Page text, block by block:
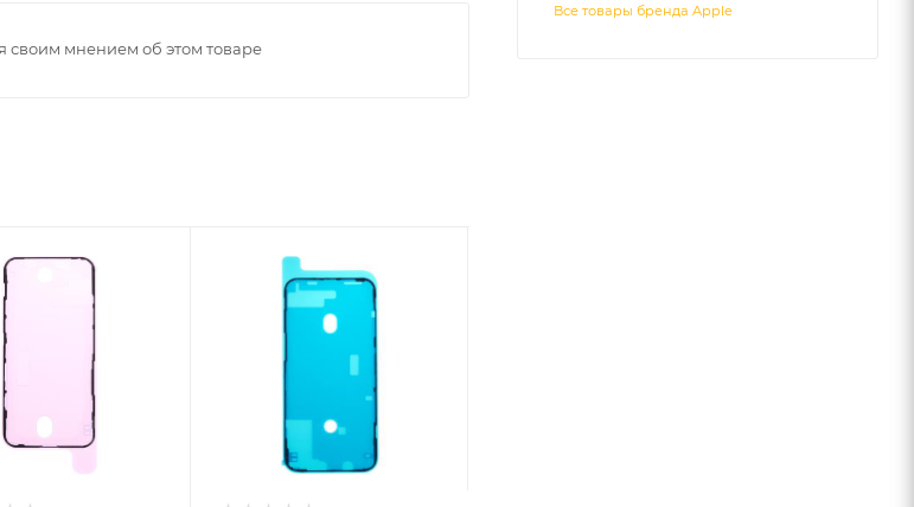
своим мнением об этом товаре
Все товары бренда Apple